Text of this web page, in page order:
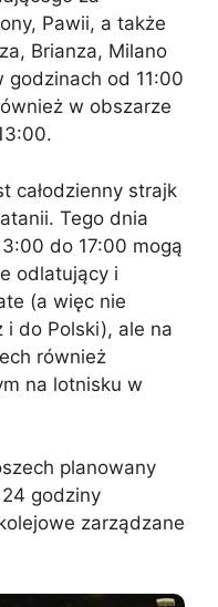
Pawii, a także
Brianza, Milano
godzinach od 11:00
w obszarze
całodzienny strajk
Tego dnia
do 17:00 mogą
odlatujący i
(a więc nie
i do Polski), ale na
również
na lotnisku w
planowany
godziny
zarządzane